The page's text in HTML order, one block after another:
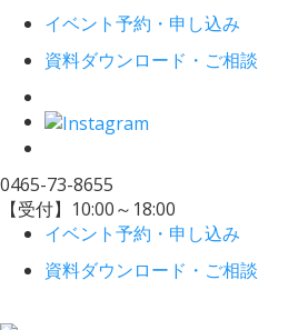
イベント予約・申し込み
資料ダウンロード・ご相談
0465-73-8655
【受付】10:00～18:00
イベント予約・申し込み
資料ダウンロード・ご相談